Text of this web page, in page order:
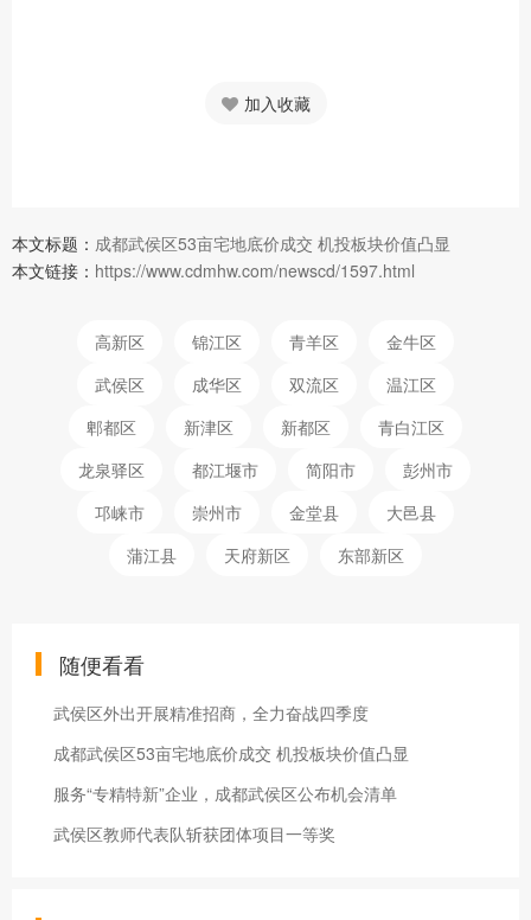
加入收藏
本文标题： 成都武侯区53亩宅地底价成交 机投板块价值凸显
本文链接： https://www.cdmhw.com/newscd/1597.html
高新区 锦江区 青羊区
金牛区
武侯区
成华区 双流区
温江区
郫都区
新津区 新都区
青白江区
龙泉驿区
都江堰市 简阳市
彭州市
邛崃市
崇州市 金堂县
大邑县
蒲江县
天府新区 东部新区
随便看看
武侯区外出开展精准招商，全力奋战四季度
成都武侯区53亩宅地底价成交 机投板块价值凸显
服务“专精特新”企业，成都武侯区公布机会清单
武侯区教师代表队斩获团体项目一等奖